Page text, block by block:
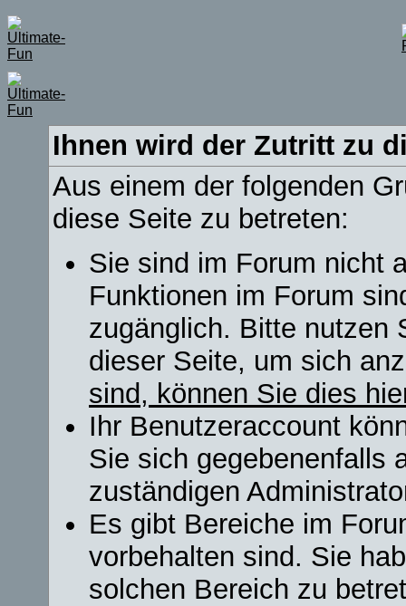
Ihnen wird der Zutritt zu
Aus einem der folgenden
diese Seite zu betreten:
Sie sind im Forum nicht
Funktionen im Forum
zugänglich. Bitte nutzen
dieser Seite, um sich
sind, können Sie dies
Ihr Benutzeraccount
Sie sich gegebenenfalls
zuständigen
Es gibt Bereiche im
vorbehalten sind. Sie
solchen Bereich zu